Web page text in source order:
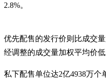
2.8%。
优先配售的发行价则比成交
经调整的成交量加权平均价低
私下配售单位达2亿4938万个